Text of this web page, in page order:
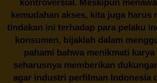
kemudahan akses, kita juga harus
tindakan ini terhadap para pelaku
konsumen, bijaklah dalam
pahami bahwa menikmati
seharusnya memberikan
agar industri perfilman Indonesia